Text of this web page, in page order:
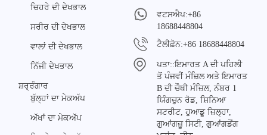
ਚਿਹਰੇ ਦੀ ਦੇਖਭਾਲ
ਸਰੀਰ ਦੀ ਦੇਖਭਾਲ
ਵਾਲਾਂ ਦੀ ਦੇਖਭਾਲ
ਨਿੱਜੀ ਦੇਖਭਾਲ
ਸ਼ਰ੍ਰੰਗਾਰ
ਬੁੱਲ੍ਹਾਂ ਦਾ ਮੇਕਅੱਪ
ਅੱਖਾਂ ਦਾ ਮੇਕਅੱਪ
ਵਟਸਐਪ:+86
18688448804
ਟੈਲੀਫ਼ੋਨ:+86 18688448804
ਪਤਾ::ਇਮਾਰਤ A ਦੀ ਪਹਿਲੀ
ਤੋਂ ਪੰਜਵੀਂ ਮੰਜ਼ਿਲ ਅਤੇ ਇਮਾਰਤ
B ਦੀ ਚੌਥੀ ਮੰਜ਼ਿਲ, ਨੰਬਰ 1
ਯਿੰਗਚੁਨ ਰੋਡ, ਸ਼ਿਨਿਆ
ਸਟਰੀਟ, ਹੁਆਡੂ ਜ਼ਿਲ੍ਹਾ,
ਗੁਆਂਗਜ਼ੂ ਸਿਟੀ, ਗੁਆਂਗਡੋਂਗ